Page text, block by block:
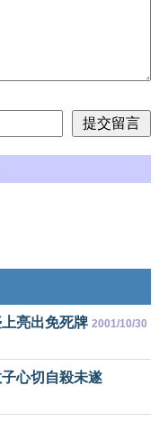
亮出免死牌 2001/10/30
心切自殺未遂